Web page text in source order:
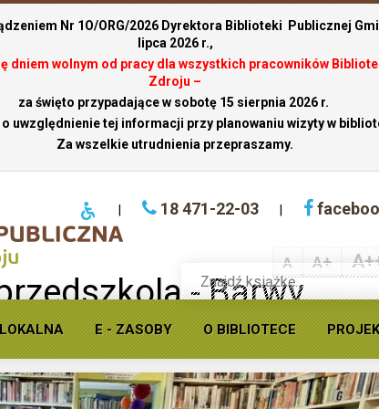
Nr 1O/ORG/2026 Dyrektora Biblioteki Publicznej
lipca 2026 r.,
dniem wolnym od pracy dla wszystkich pracowników
Zdroju –
za święto przypadające w sobotę 15 sierpnia 2026 r.
uwzględnienie tej informacji przy planowaniu wizyty w
Za wszelkie utrudnienia przepraszamy.
18 471-22-03
książkę
w
ofercie
biblioteki
publicznej
E - ZASOBY O BIBLIOTECE
A A+
- Barwy